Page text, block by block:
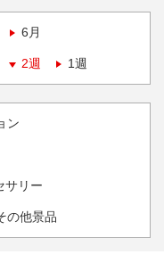
6月
2週 1週
ン
サリー
の他景品